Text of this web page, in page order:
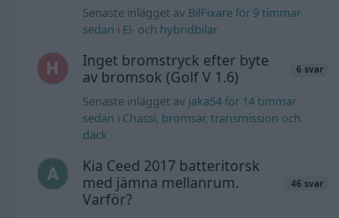
Senaste inlägget av BilFixare för 9 timmar
sedan i El- och hybridbilar
Inget bromstryck efter byte
av bromsok (Golf V 1.6)
6 svar
Senaste inlägget av jaka54 för 14 timmar
sedan i Chassi, bromsar, transmission och
däck
Kia Ceed 2017 batteritorsk
med jämna mellanrum.
Varför?
46 svar